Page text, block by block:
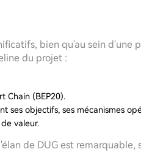
bien qu'au sein d'une
du projet :
Chain (BEP20).
objectifs, ses mécanismes
valeur.
de DUG est remarquable,